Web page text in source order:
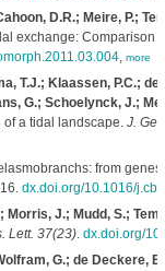
D.R.; Meire, P.;
exchange: Comparison
, more
T.J.; Klaassen, P.C.;
G.; Schoelynck, J.;
a tidal landscape. J.
from
dx.doi.org/10.1016/
J.; Mudd, S.;
Lett. 37(23). dx.doi.org/
G.; de Deckere, E.